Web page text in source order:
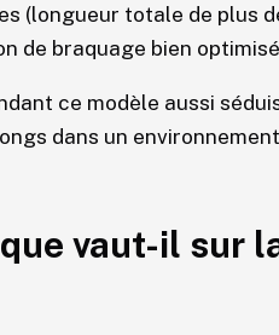
(longueur totale de plus
de braquage bien
ce modèle aussi
dans un
vaut-il sur